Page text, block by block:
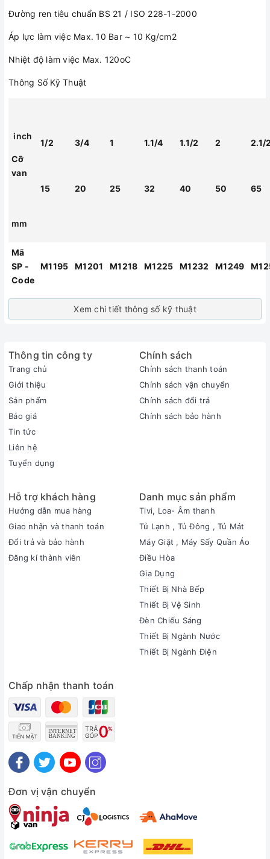
Đường ren tiêu chuẩn BS 21 / ISO 228-1-2000
Áp lực làm việc Max. 10 Bar ~ 10 Kg/cm2
Nhiệt độ làm việc Max. 120oC
Thông Số Kỹ Thuật
inch
Cỡ
van
mm
1/2
15
3/4
20
1
25
1.1/4
32
1.1/2
40
2
50
2.1/
65
Mã
SP -
Code
M1195 M1201 M1218 M1225 M1232 M1249
Xem chi tiết thông số kỹ thuật
Thông tin công ty
Trang chủ
Giới thiệu
Sản phẩm
Báo giá
Tin tức
Liên hệ
Tuyển dụng
Chính sách
Chính sách thanh toán
Chính sách vận chuyển
Chính sách đổi trả
Chính sách bảo hành
Hỗ trợ khách hàng
Hướng dẫn mua hàng
Giao nhận và thanh toán
Đổi trả và bảo hành
Đăng kí thành viên
Danh mục sản phẩm
Tivi, Loa- Âm thanh
Tủ Lạnh , Tủ Đông , Tủ Mát
Máy Giặt , Máy Sấy Quần Áo
Điều Hòa
Gia Dụng
Thiết Bị Nhà Bếp
Thiết Bị Vệ Sinh
Đèn Chiếu Sáng
Thiết Bị Ngành Nước
Thiết Bị Ngành Điện
Chấp nhận thanh toán
Đơn vị vận chuyển